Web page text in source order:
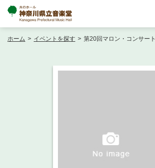
ホーム > イベントを探す > 第20回マロン・コンサート